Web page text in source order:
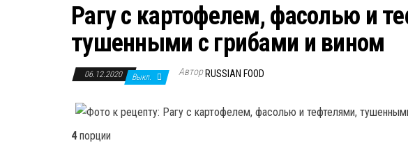
Рагу с картофелем, фасолью и
тушенными с грибами и вином
06.12.2020 Выкл. Автор RUSSIAN FOOD
4 порции